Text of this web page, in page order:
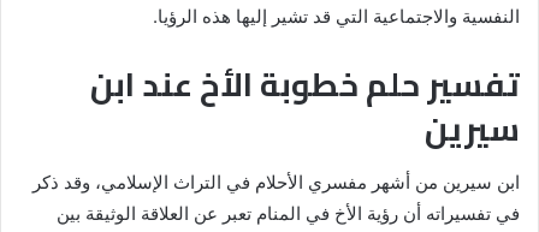
النفسية والاجتماعية التي قد تشير إليها هذه الرؤيا.
تفسير حلم خطوبة الأخ عند ابن
سيرين
ابن سيرين من أشهر مفسري الأحلام في التراث الإسلامي، وقد ذكر
في تفسيراته أن رؤية الأخ في المنام تعبر عن العلاقة الوثيقة بين